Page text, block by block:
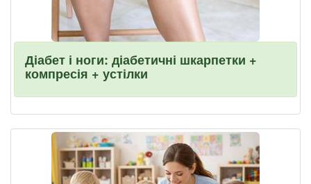
Діабет і ноги: діабетичні шкарпетки +
компресія + устілки